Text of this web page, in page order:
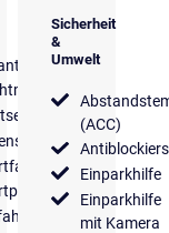
Sicherheit
&
Umwelt
(ACC)
Einparkhilfe
Einparkhilfe
mit Kamera